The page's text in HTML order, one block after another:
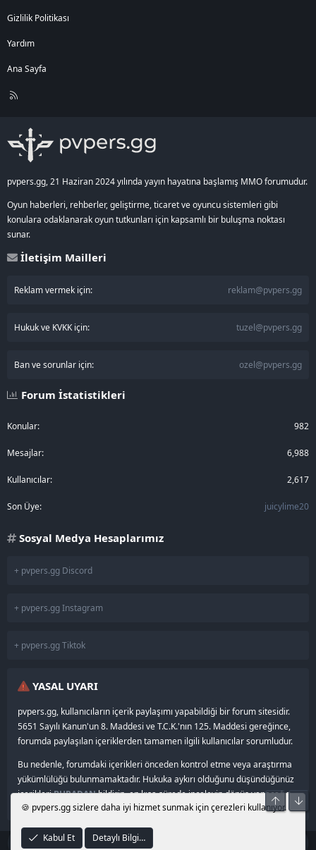
Gizlilik Politikası
Yardım
Ana Sayfa
R
pvpers.gg, 21 Haziran 2024 yılında yayın hayatına başlamış MMO forumudur.
Oyun haberleri, rehberler, geliştirme, ticaret ve oyuncu sistemleri gibi
konulara odaklanarak oyun tutkunları için kapsamlı bir buluşma noktası
sunar.
İletişim Mailleri
Reklam vermek için: reklam@pvpers.gg
Hukuk ve KVKK için: tuzel@pvpers.gg
Ban ve sorunlar için: ozel@pvpers.gg
Forum İstatistikleri
Konular 982
Mesajlar 6,988
Kullanıcılar 2,617
Son Üye juicylime20
Sosyal Medya Hesaplarımız
+ pvpers.gg Discord
+ pvpers.gg Instagram
+ pvpers.gg Tiktok
YASAL UYARI
pvpers.gg, kullanıcıların içerik paylaşımı yapabildiği bir forum sitesidir.
5651 Sayılı Kanun'un 8. Maddesi ve T.C.K.'nın 125. Maddesi gereğince,
forumda paylaşılan içeriklerden tamamen ilgili kullanıcılar sorumludur.
Bu nedenle, forumdaki içerikleri önceden kontrol etme veya araştırma
yükümlülüğü bulunmamaktadır. Hukuka aykırı olduğunu düşündüğünüz
içerikleriBURADANbildirin, en kısa sürede inceleyip dönüş yapacağız.
© 2024–2026 pvpers.gg •
🍪 pvpers.gg sizlere daha iyi hizmet sunmak için çerezleri kullanıyor.
Kabul Et Detaylı Bilgi…
Üst Alt